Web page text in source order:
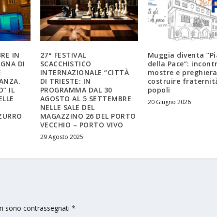
IN
DI
IL
27° FESTIVAL
SCACCHISTICO
INTERNAZIONALE “CITTÀ
DI TRIESTE: IN
PROGRAMMA DAL 30
AGOSTO AL 5 SETTEMBRE
NELLE SALE DEL
MAGAZZINO 26 DEL PORTO
VECCHIO – PORTO VIVO
29 Agosto 2025
Muggia diventa
della Pace”:
mostre e
costruire
popoli
20 Giugno 2026
sono contrassegnati*